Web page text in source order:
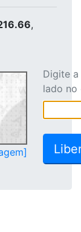
,
Digite
lado no